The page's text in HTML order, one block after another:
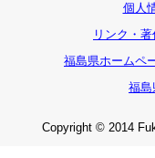
個人
リンク・
福島県ホームペ
福島
Copyright © 2014